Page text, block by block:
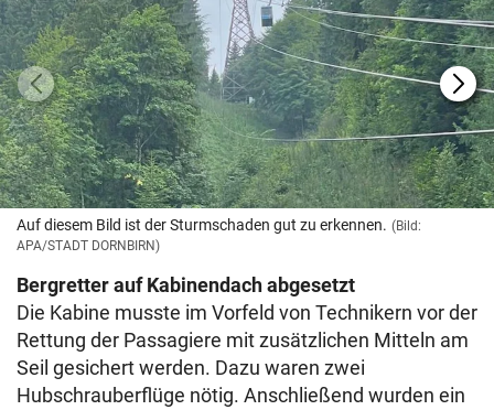
Auf diesem Bild ist der Sturmschaden gut zu erkennen. (Bild:
APA/STADT DORNBIRN)
Bergretter auf Kabinendach abgesetzt
Die Kabine musste im Vorfeld von Technikern vor der
Rettung der Passagiere mit zusätzlichen Mitteln am
Seil gesichert werden. Dazu waren zwei
Hubschrauberflüge nötig. Anschließend wurden ein